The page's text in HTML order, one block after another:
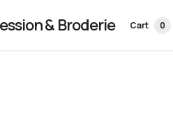
& Broderie Cart 0